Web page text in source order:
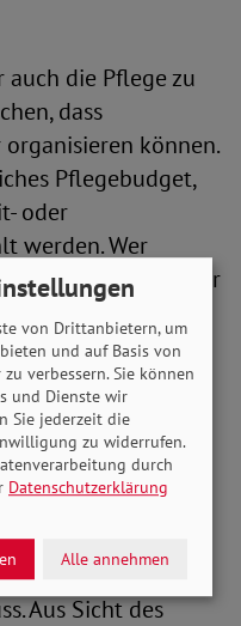
die Pflege zu
dass
können.
Pflegebudget,
oder
werden. Wer
soll außerdem mehr
die flexible
ermöglicht,
vorgeschlagen. In
fehlt allerdings
die eine
Anpassung
Aus Sicht des
von Drittanbietern, um
und auf Basis von
verbessern. Sie können
und Dienste wir
Sie jederzeit die
zu widerrufen.
durch
Datenschutzerklärung
Alle annehmen